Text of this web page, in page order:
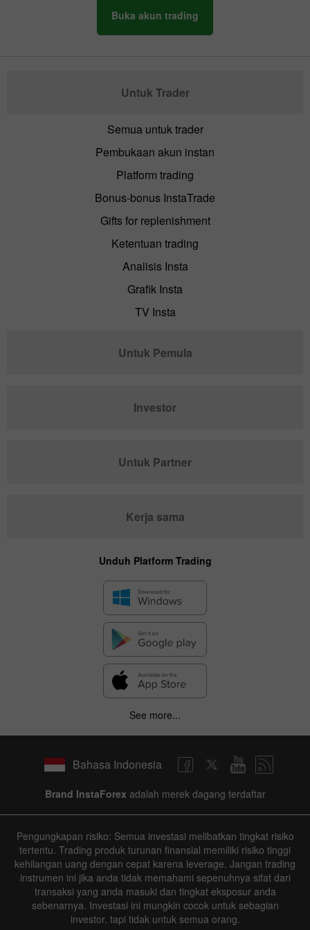
Buka akun trading
Untuk Trader
Semua untuk trader
Pembukaan akun instan
Platform trading
Bonus-bonus InstaTrade
Gifts for replenishment
Ketentuan trading
Analisis Insta
Grafik Insta
TV Insta
Untuk Pemula
Investor
Untuk Partner
Kerja sama
Unduh Platform Trading
See more...
Bahasa Indonesia
Brand InstaForex adalah merek dagang terdaftar
Pengungkapan risiko: Semua investasi melibatkan tingkat risiko
tertentu. Trading produk turunan finansial memiliki risiko tinggi
kehilangan uang dengan cepat karena leverage. Jangan trading
instrumen ini jika anda tidak memahami sepenuhnya sifat dari
transaksi yang anda masuki dan tingkat eksposur anda
sebenarnya. Investasi ini mungkin cocok untuk sebagian
investor, tapi tidak untuk semua orang.